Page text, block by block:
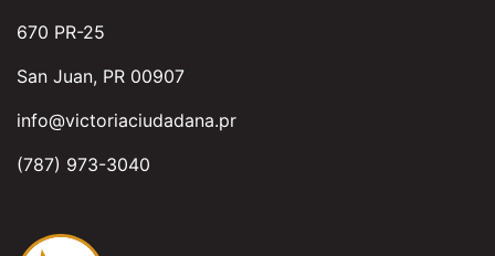
670 PR-25
San Juan, PR 00907
info@victoriaciudadana.pr
(787) 973-3040